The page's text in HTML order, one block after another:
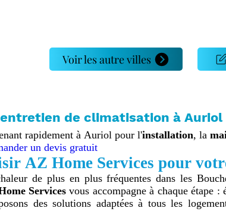
Voir les autre villes
de climatisation à Auriol
rapidement à Auriol pour l'installation, la
un devis gratuit
AZ Home Services pour
de plus en plus fréquentes dans les
Services vous accompagne à chaque étape :
des solutions adaptées à tous les